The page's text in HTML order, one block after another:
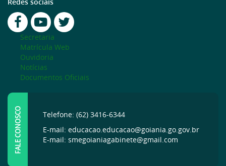
Redes sociais
Secretaria
Matrícula Web
Ouvidoria
Notícias
Documentos Oficiais
FALE CONOSCO
Telefone: (62) 3416-6344
E-mail: educacao.educacao@goiania.go.gov.br
E-mail: smegoianiagabinete@gmail.com